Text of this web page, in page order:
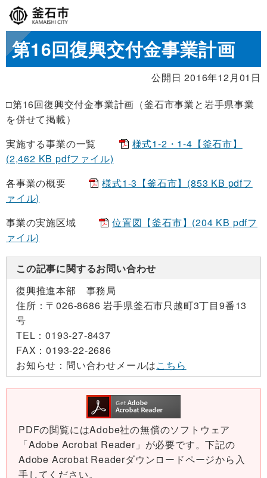
第16回復興交付金事業計画
公開日 2016年12月01日
□第16回復興交付金事業計画（釜石市事業と岩手県事業
を併せて掲載）
実施する事業の一覧
様式1-2・1-4【釜石市】
(2,462 KB pdfファイル)
各事業の概要
様式1-3【釜石市】(853 KB pdfフ
ァイル)
事業の実施区域
位置図【釜石市】(204 KB pdfフ
ァイル)
この記事に関するお問い合わせ
復興推進本部 事務局
住所： 〒026-8686 岩手県釜石市只越町3丁目9番13
号
TEL：0193-27-8437
FAX：0193-22-2686
お知らせ： 問い合わせメールはこちら
PDFの閲覧にはAdobe社の無償のソフトウェア
「Adobe Acrobat Reader」が必要です。下記の
Adobe Acrobat Readerダウンロードページから入
手してください。